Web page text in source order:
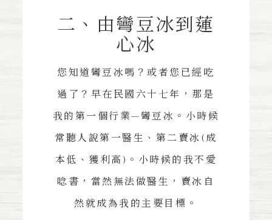
二、由彎豆冰到蓮
心冰
您知道彎豆冰嗎？或者您已經吃
過了？早在民國六十七年，那是
我的第一個行業—彎豆冰。小時候
常聽人說第一醫生、第二賣冰(成
本低、獲利高)。小時候的我不愛
唸書，當然無法做醫生，賣冰自
然就成為我的主要目標。